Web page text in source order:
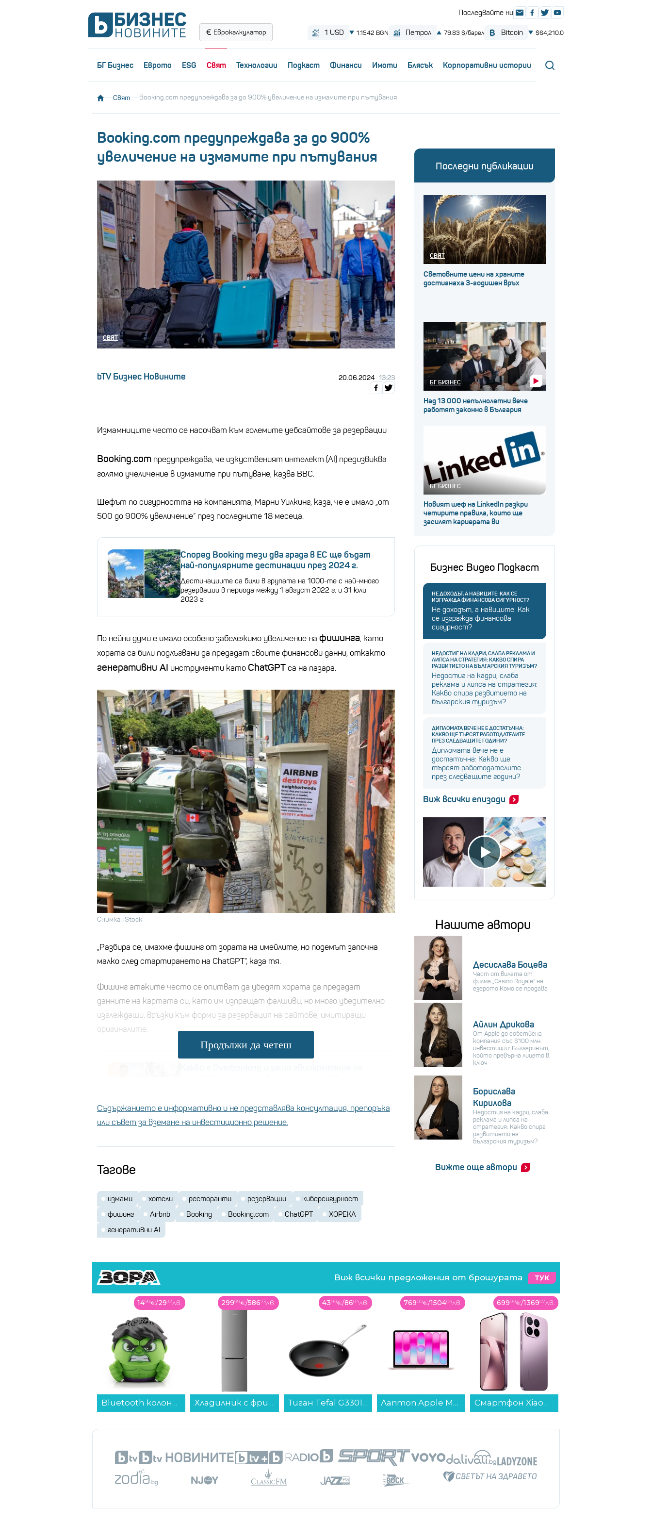
Еврокалкулатор
БГ Бизнес Еврото ESG Свят Технологии Пoдкаст Финанси Имоти Блясък Корпоративни истории
Свят Booking.com предупреждава за до 900% увеличение на измамите при пътувания
Booking.com предупреждава за до 900%
увеличение на измамите при пътувания
СВЯТ
bTV Бизнес Новините 20.06.2024 13:23
Измамниците често се насочват към големите уебсайтове за резервации
Booking.com предупреждава, че изкуственият интелект (AI) предизвиква
голямо учеличение в измамите при пътуване, казва BBC.
Шефът по сигурността на компанията, Марни Уилкинг, каза, че е имало „от
500 до 900% увеличение“ през последните 18 месеца.
Според Booking тези два града в ЕС ще бъдат
най-популярните дестинации през 2024 г.
Дестинациите са били в групата на 1000-те с най-много
резервации в периода между 1 август 2022 г. и 31 юли
2023 г.
По нейни думи е имало особено забележимо увеличение на фишинга, като
хората са били подлъгвани да предадат своите финансови данни, откакто
генеративни AI инструменти като ChatGPTса на пазара.
Снимка: iStock
„Разбира се, имахме фишинг от зората на имейлите, но подемът започна
малко след стартирането на ChatGPT“, каза тя.
Фишинг атаките често се опитват да убедят хората да предадат
данните на картата си, като им изпращат фалшиви, но много убедително
изглеждащи, връзки към форми за резервация на сайтове, имитиращи
оригиналите.
гарантират, че самолетите са пълни
Измамниците често се насочват към уебсайтове катоBooking.com и
оставяйки купувача без място за престой, или дори се опитват да го
измамят за повече пари чрез последващи съобщения.
обяви идват с издайнически признаци, като например правописни и
граматически грешки.
Кошмар за собственика: Гости в Airbnb
Продължи да четеш
Съдържанието е информативно и не представлява консултация, препоръка
или съвет за вземане на инвестиционно решение.
Тагове
измами хотели ресторанти резервации
киберсигурност
фишинг
Airbnb Booking Booking.com ChatGPT
ХОРЕКА
генеративни AI
Последни публикации
СВЯТ
Световните цени на храните
достигнаха 3-годишен връх
БГ БИЗНЕС
Над 13 000 непълнолетни вече
работят законно в България
БГ БИЗНЕС
Новият шеф на LinkedIn разкри
четирите правила, които ще
засилят кариерата ви
Бизнес Видео Подкаст
НЕ ДОХОДЪТ, А НАВИЦИТЕ: КАК СЕ
ИЗГРАЖДА ФИНАНСОВА СИГУРНОСТ?
Не доходът, а навиците: Как
се изгражда финансова
сигурност?
НЕДОСТИГ НА КАДРИ, СЛАБА РЕКЛАМА И
ЛИПСА НА СТРАТЕГИЯ: КАКВО СПИРА
РАЗВИТИЕТО НА БЪЛГАРСКИЯ ТУРИЗЪМ?
Недостиг на кадри, слаба
реклама и липса на стратегия:
Какво спира развитието на
българския туризъм?
ДИПЛОМАТА ВЕЧЕ НЕ Е ДОСТАТЪЧНА:
КАКВО ЩЕ ТЪРСЯТ РАБОТОДАТЕЛИТЕ
ПРЕЗ СЛЕДВАЩИТЕ ГОДИНИ?
Дипломата вече не е
достатъчна: Какво ще
търсят работодателите
през следващите години?
Виж всички епизоди
Нашите автори
Десислава Боцева
Част от вилата от
филма „Casino Royale“ на
езерото Комо се продава
Айлин Дрикова
От Apple до собствена
компания със $100 млн.
инвестиции: Българинът,
който превърна лицето в
ключ
Борислава
Кирилова
Недостиг на кадри, слаба
реклама и липса на
стратегия: Какво спира
развитието на
българския туризъм?
Вижте още автори
Виж всички предложения от брошурата ТУК
29999€/58673лв.
Хладилник с фризер Crown CBN-265IX , 253 l, E , No Frost , Инокс...
4399€/8604лв.
Тиган Tefal G3301902 EXCELLENCE+ WOK 28 см...
76900€/150404лв.
Лаптоп Apple MacBook Neo 13" 256GB Blush mhfh4 , 13.00 , 256 , 8 , Apple A18 Pro 5 Core GPU , Apple A18 Pro 6 Core , Mac OS...
69999€/136907лв.
Смартфон Xiaomi 17T 256/12 VIOLET MZB0NODEU , 12 GB, 256 GB...
9999€/19557лв.
Машина за сладолед Finlux FCRM-2425W , 0.46 L , 120 W...